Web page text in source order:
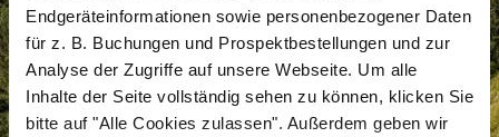
Endgeräteinformationen sowie personenbezogener Daten
für z. B. Buchungen und Prospektbestellungen und zur
Analyse der Zugriffe auf unsere Webseite. Um alle
Inhalte der Seite vollständig sehen zu können, klicken Sie
bitte auf "Alle Cookies zulassen". Außerdem geben wir